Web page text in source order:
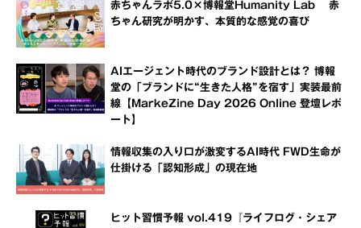
赤ちゃんラボ5.0×博報堂Humanity Lab 赤
ちゃん研究が明かす、本質的な感覚の喜び
AIエージェント時代のブランド設計とは？ 博報
堂の「ブランドに“生きた人格”を宿す」実装最前
線【MarkeZine Day 2026 Online 登壇レポ
ート】
情報収集の入り口が激変するAI時代 FWD生命が
仕掛ける「認知形成」の現在地
ヒット習慣予報 vol.419『ライフログ・シェア